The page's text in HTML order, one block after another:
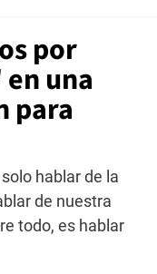
por
una
para
hablar de la
de nuestra
todo, es hablar